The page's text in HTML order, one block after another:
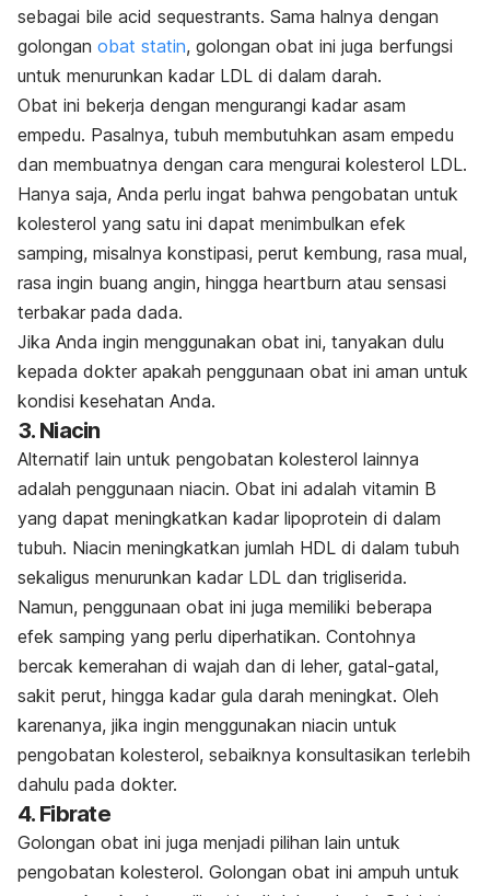
sebagai bile acid sequestrants. Sama halnya dengan
golongan obat statin, golongan obat ini juga berfungsi
untuk menurunkan kadar LDL di dalam darah.
Obat ini bekerja dengan mengurangi kadar asam
empedu. Pasalnya, tubuh membutuhkan asam empedu
dan membuatnya dengan cara mengurai kolesterol LDL.
Hanya saja, Anda perlu ingat bahwa pengobatan untuk
kolesterol yang satu ini dapat menimbulkan efek
samping, misalnya konstipasi, perut kembung, rasa mual,
rasa ingin buang angin, hingga heartburn atau sensasi
terbakar pada dada.
Jika Anda ingin menggunakan obat ini, tanyakan dulu
kepada dokter apakah penggunaan obat ini aman untuk
kondisi kesehatan Anda.
3. Niacin
Alternatif lain untuk pengobatan kolesterol lainnya
adalah penggunaan niacin. Obat ini adalah vitamin B
yang dapat meningkatkan kadar lipoprotein di dalam
tubuh. Niacin meningkatkan jumlah HDL di dalam tubuh
sekaligus menurunkan kadar LDL dan trigliserida.
Namun, penggunaan obat ini juga memiliki beberapa
efek samping yang perlu diperhatikan. Contohnya
bercak kemerahan di wajah dan di leher, gatal-gatal,
sakit perut, hingga kadar gula darah meningkat. Oleh
karenanya, jika ingin menggunakan niacin untuk
pengobatan kolesterol, sebaiknya konsultasikan terlebih
dahulu pada dokter.
4. Fibrate
Golongan obat ini juga menjadi pilihan lain untuk
pengobatan kolesterol. Golongan obat ini ampuh untuk